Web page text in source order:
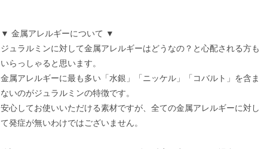
▼ 金属アレルギーについて ▼
ジュラルミンに対して金属アレルギーはどうなの？と心配される方も
いらっしゃると思います。
金属アレルギーに最も多い「水銀」「ニッケル」「コバルト」を含ま
ないのがジュラルミンの特徴です。
安心してお使いいただける素材ですが、全ての金属アレルギーに対し
て発症が無いわけではございません。